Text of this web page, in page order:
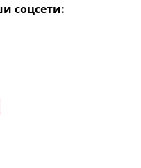
соцсети: